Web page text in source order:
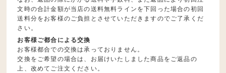
文時の合計金額が当店の送料無料ラインを下回った場合の初回
送料分をお客様のご負担とさせていただきますのでご了承くだ
さい。
お客様ご都合による交換
お客様都合での交換は承っておりません。
交換をご希望の場合は、お届けいたしました商品をご返品の
上、改めてご注文ください。